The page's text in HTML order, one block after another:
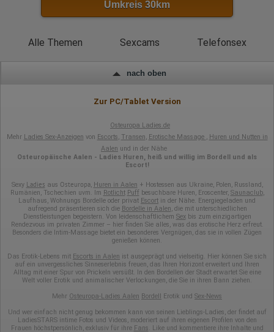
Browser und alle verwendeten Add-ons
Auflösung des Computers
verweisende Webseite)
Welche Dateien wurden heruntergeladen?
Wurden Werbebanner angeklickt?
Wohin ging der Besucher? Klickte er auf weitere Seiten des
Wie lange blieb der Besucher?
Europäische Union & USA
Wir nutzen Hotjar als Webanalysedient. Es wird verwendet, um
auch im Rahmen von Umfragen und Feedbackfunktionen, die
auf unserer Website eingebunden sind, von Ihnen bereitgestellte
Informationen verarbeiten.
Herausgeber:
Hotjar Limited, Malta
Datum und Uhrzeit des Besuchs
Gerätetyp
IP-Adresse
Mausbewegungen
Besuchte Seiten
Referrer URL
Umkreis 30km
Alle Themen Sexcams Telefonsex
nach oben
Zur PC/Tablet Version
Osteuropa Ladies.de
Mehr Ladies Sex-Anzeigen von Escorts, Transen, Erotische Massage , Huren und Nutten in
Aalen und in der Nähe
Osteuropäische Aalen - Ladies Huren, heiß und willig im Bordell und als
Escort!
Sexy Ladies aus Osteuropa, Huren in Aalen + Hostessen aus Ukraine, Polen, Russland,
Rumänien, Tschechien uvm. Im Rotlicht Puff besuchbare Huren, Eroscenter, Saunaclub,
Laufhaus, Wohnungs Bordelle oder privat Escort in der Nähe. Energiegeladen und
aufregend präsentieren sich die Bordelle in Aalen, die mit unterschiedlichen
Dienstleistungen begeistern. Von leidenschaftlichem Sexbis zum einzigartigen
Rendezvous im privaten Zimmer – hier finden Sie alles, was das erotische Herz erfreut.
Besonders die Intim-Massage bietet ein besonderes Vergnügen, das sie in vollen Zügen
genießen können.
Das Erotik-Lebens mit Escorts in Aalen ist ausgeprägt und vielseitig. Hier können Sie sich
auf ein unvergessliches Sinneserlebnis freuen, das Ihren Horizont erweitert und Ihren
Alltag mit einer Spur von Prickeln versüßt. In den Bordellen der Stadt erwartet Sie eine
Welt voller Erotik und animalischer Verlockungen, die Sie in ihren Bann ziehen.
Mehr Osteuropa-Ladies Aalen Bordell Erotik und Sex-News
Und wer einfach nicht genug bekommen kann von seinen Lieblings-Ladies, der findet auf
LadiesSTARS intime Fotos und Videos, moderiert auf ihren eigenen Profilen von den
Frauen höchstpersönlich, exklusiv für ihre Fans. Like und kommentiere ihre Inhalte und